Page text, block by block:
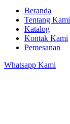
Beranda
Tentang Kami
Katalog
Kontak Kami
Pemesanan
Whatsapp Kami